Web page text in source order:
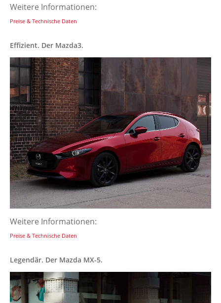
Weitere Informationen:
Preise & Technische Daten
Effizient. Der Mazda3.
Weitere Informationen:
Preise & Technische Daten
Legendär. Der Mazda MX-5.